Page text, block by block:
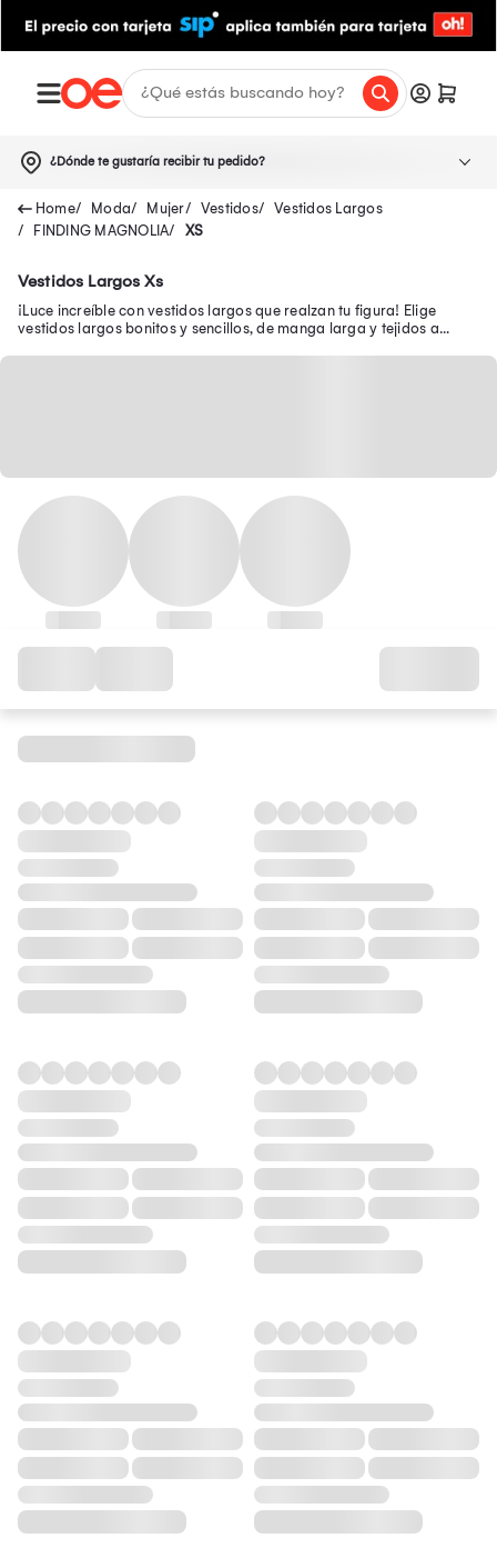
¿Dónde te gustaría recibir tu pedido?
Moda Mujer Vestidos
Vestidos Largos
FINDING MAGNOLIA
XS
Vestidos Largos Xs
¡Luce increíble con vestidos largos que realzan tu figura! Elige
vestidos largos bonitos y sencillos, de manga larga y tejidos a